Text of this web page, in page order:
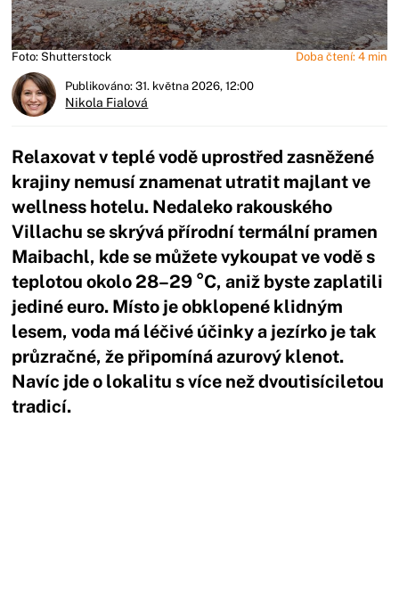
Foto: Shutterstock Doba čtení: 4 min
Publikováno: 31. května 2026, 12:00
Nikola Fialová
Relaxovat v teplé vodě uprostřed zasněžené
krajiny nemusí znamenat utratit majlant ve
wellness hotelu. Nedaleko rakouského
Villachu se skrývá přírodní termální pramen
Maibachl, kde se můžete vykoupat ve vodě s
teplotou okolo 28–29 °C, aniž byste zaplatili
jediné euro. Místo je obklopené klidným
lesem, voda má léčivé účinky a jezírko je tak
průzračné, že připomíná azurový klenot.
Navíc jde o lokalitu s více než dvoutisíciletou
tradicí.